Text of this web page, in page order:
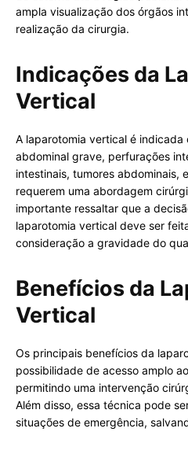
ampla visualização dos órgãos
realização da cirurgia.
Indicações da
Vertical
A laparotomia vertical é indicada
abdominal grave, perfurações
intestinais, tumores abdominais,
requerem uma abordagem
importante ressaltar que a
laparotomia vertical deve ser
consideração a gravidade do
Benefícios da
Vertical
Os principais benefícios da
possibilidade de acesso amplo
permitindo uma intervenção
Além disso, essa técnica pode
situações de emergência,